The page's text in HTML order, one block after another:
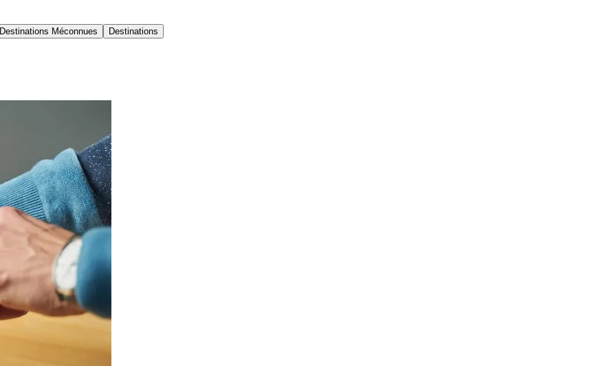
Destinations Méconnues Destinations